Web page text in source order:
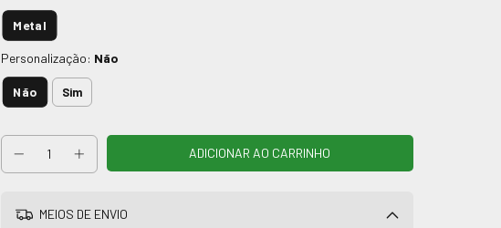
Metal
Personalização: Não
Não Sim
MEIOS DE ENVIO